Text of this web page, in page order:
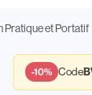
Pratique et Portatif
-10% Code